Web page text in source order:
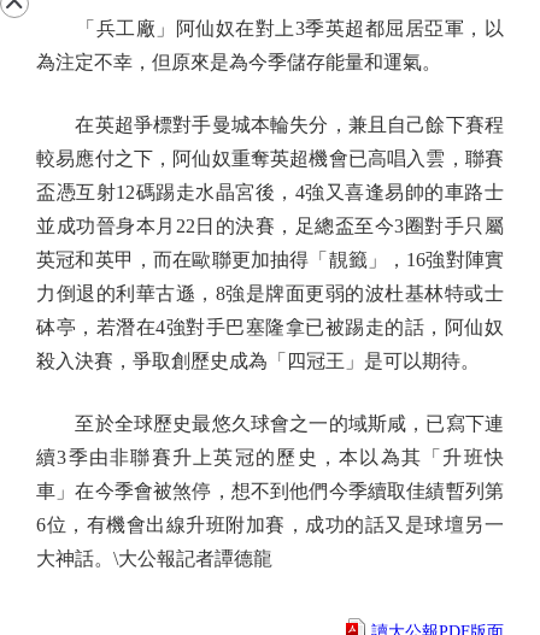
「兵工廠」阿仙奴在對上3季英超都屈居亞軍，以
為注定不幸，但原來是為今季儲存能量和運氣。
在英超爭標對手曼城本輪失分，兼且自己餘下賽程
較易應付之下，阿仙奴重奪英超機會已高唱入雲，聯賽
盃憑互射12碼踢走水晶宮後，4強又喜逢易帥的車路士
並成功晉身本月22日的決賽，足總盃至今3圈對手只屬
英冠和英甲，而在歐聯更加抽得「靚籤」，16強對陣實
力倒退的利華古遜，8強是牌面更弱的波杜基林特或士
砵亭，若潛在4強對手巴塞隆拿已被踢走的話，阿仙奴
殺入決賽，爭取創歷史成為「四冠王」是可以期待。
至於全球歷史最悠久球會之一的域斯咸，已寫下連
續3季由非聯賽升上英冠的歷史，本以為其「升班快
車」在今季會被煞停，想不到他們今季續取佳績暫列第
6位，有機會出線升班附加賽，成功的話又是球壇另一
大神話。\大公報記者譚德龍